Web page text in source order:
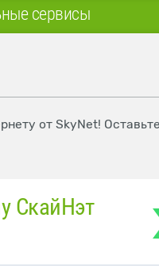
сервисы
от SkyNet!
СкайНэт